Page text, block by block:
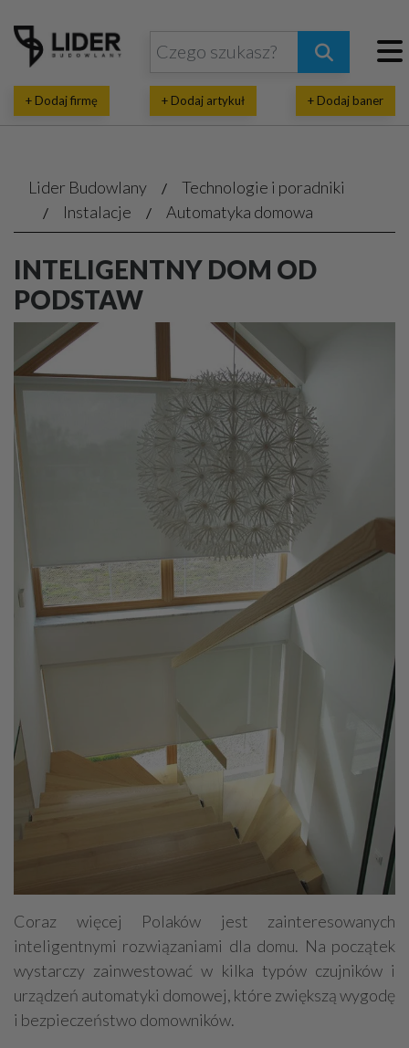
+ Dodaj firmę + Dodaj artykuł + Dodaj baner
Lider Budowlany
Technologie i poradniki
Instalacje
Automatyka domowa
INTELIGENTNY DOM OD
PODSTAW
Coraz więcej Polaków jest zainteresowanych
inteligentnymi rozwiązaniami dla domu. Na początek
wystarczy zainwestować w kilka typów czujników i
urządzeń automatyki domowej, które zwiększą wygodę
i bezpieczeństwo domowników.